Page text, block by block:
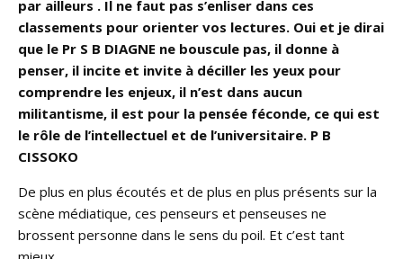
par ailleurs . Il ne faut pas s’enliser dans ces
classements pour orienter vos lectures. Oui et je dirai
que le Pr S B DIAGNE ne bouscule pas, il donne à
penser, il incite et invite à déciller les yeux pour
comprendre les enjeux, il n’est dans aucun
militantisme, il est pour la pensée féconde, ce qui est
le rôle de l’intellectuel et de l’universitaire. P B
CISSOKO
De plus en plus écoutés et de plus en plus présents sur la
scène médiatique, ces penseurs et penseuses ne
brossent personne dans le sens du poil. Et c’est tant